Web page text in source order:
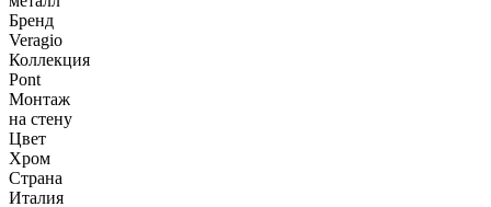
Бренд
Veragio
Коллекция
Pont
Монтаж
на стену
Цвет
Хром
Страна
Италия